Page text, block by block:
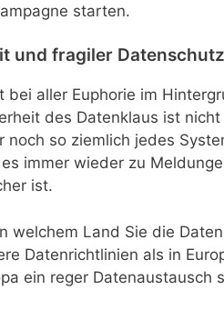
starten.
und fragiler Datenschutz
bei aller Euphorie im
des Datenklaus ist
noch so ziemlich jedes
immer wieder zu
ist.
welchem Land Sie die
Datenrichtlinien als in
ein reger Datenaustausch